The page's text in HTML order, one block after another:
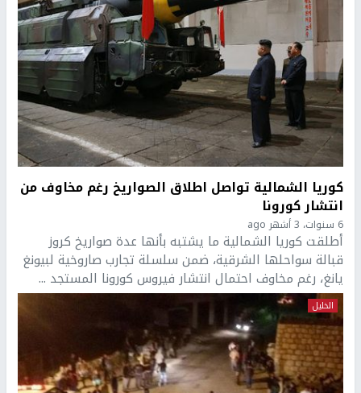
كوريا الشمالية تواصل اطلاق الصواريخ رغم مخاوف من
انتشار كورونا
6 سنوات، 3 أشهر ago
أطلقت كوريا الشمالية ما يشتبه بأنها عدة صواريخ كروز
قبالة سواحلها الشرقية، ضمن سلسلة تجارب صاروخية لبيونغ
يانغ، رغم مخاوف احتمال انتشار فيروس كورونا المستجد ...
الخليل